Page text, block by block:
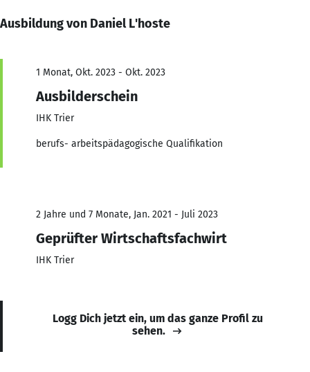
Ausbildung von Daniel L'hoste
1 Monat, Okt. 2023 - Okt. 2023
Ausbilderschein
IHK Trier
berufs- arbeitspädagogische Qualifikation
2 Jahre und 7 Monate, Jan. 2021 - Juli 2023
Geprüfter Wirtschaftsfachwirt
IHK Trier
Logg Dich jetzt ein, um das ganze Profil zu
sehen.